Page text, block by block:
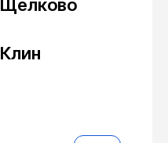
Щелково
Клин